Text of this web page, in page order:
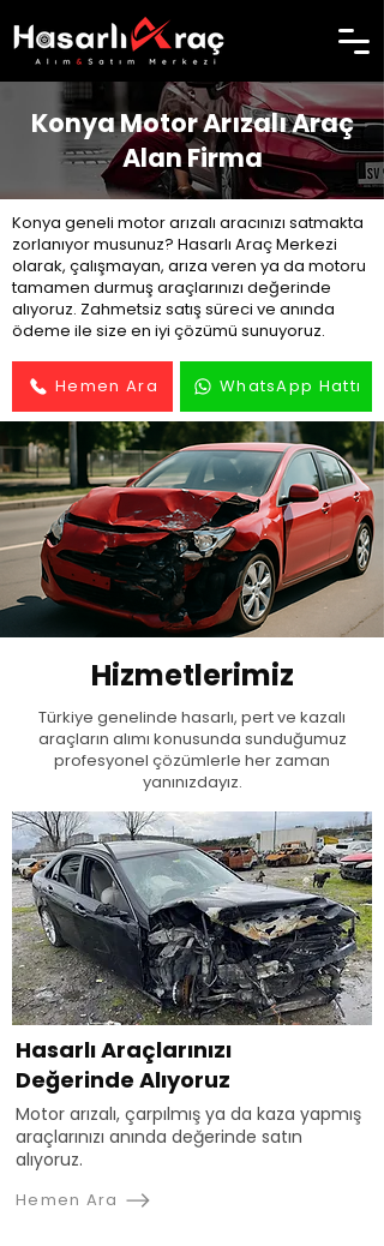
Konya Motor Arızalı Araç
Alan Firma
Konya geneli motor arızalı aracınızı satmakta
zorlanıyor musunuz? Hasarlı Araç Merkezi
olarak, çalışmayan, arıza veren ya da motoru
tamamen durmuş araçlarınızı değerinde
alıyoruz. Zahmetsiz satış süreci ve anında
ödeme ile size en iyi çözümü sunuyoruz.
Hemen Ara WhatsApp Hattı
Hizmetlerimiz
Türkiye genelinde hasarlı, pert ve kazalı
araçların alımı konusunda sunduğumuz
profesyonel çözümlerle her zaman
yanınızdayız.
Hasarlı Araçlarınızı
Değerinde Alıyoruz
Motor arızalı, çarpılmış ya da kaza yapmış
araçlarınızı anında değerinde satın
alıyoruz.
Hemen Ara